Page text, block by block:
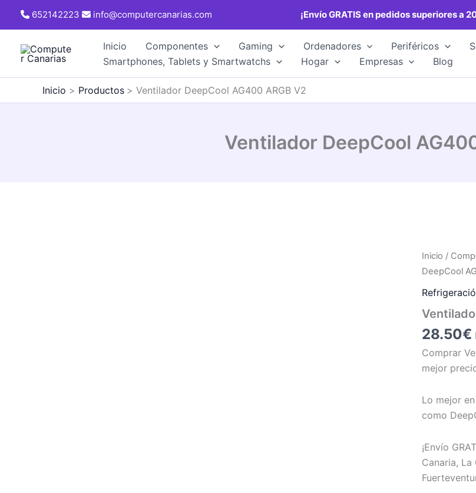
652142223 info@computercanarias.com ¡Envío GRATIS en pedidos superiores a
Inicio Componentes Gaming Ordenadores Periféricos
Smartphones, Tablets y Smartwatchs
Hogar Empresas Blog
Inicio Productos Ventilador DeepCool AG400 ARGB V2
Ventilador DeepCool
Inicio /
DeepCool
28.50€
Comprar
mejor
Lo mejor
como
¡Envío
Canaria,